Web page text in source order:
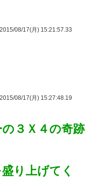
2015/08/17(月) 15:21:57.33
2015/08/17(月) 15:27:48.19
３Ｘ４の奇跡
り上げてく